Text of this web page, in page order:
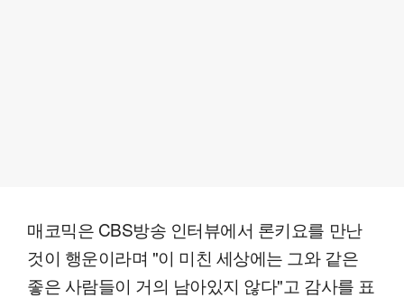
매코믹은 CBS방송 인터뷰에서 론키요를 만난
것이 행운이라며 "이 미친 세상에는 그와 같은
좋은 사람들이 거의 남아있지 않다"고 감사를 표